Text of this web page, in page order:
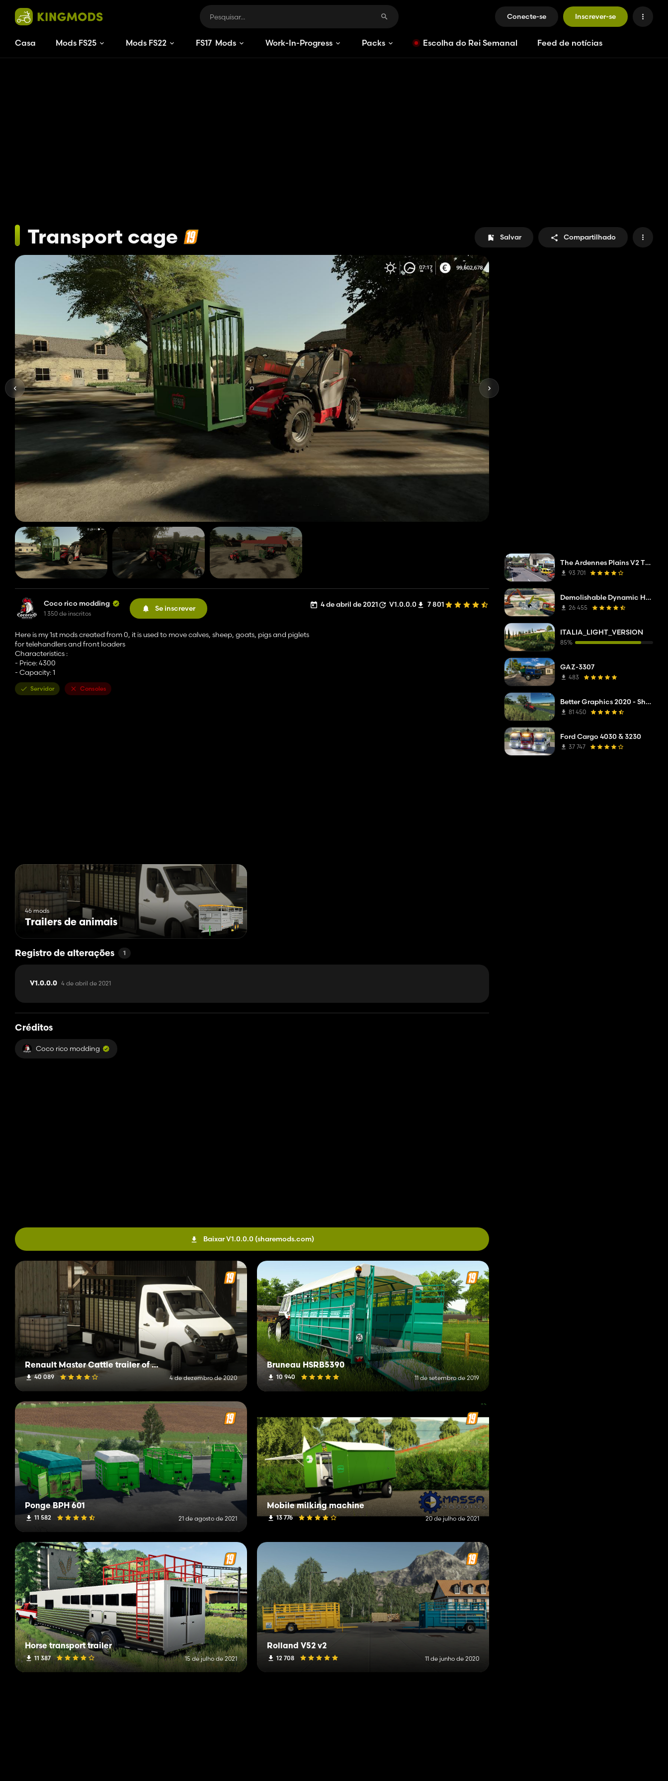
Conecte-se Inscrever-se
Casa Mods FS25 Mods FS22 FS17 Mods Work-In-Progress Packs Escolha do Rei Semanal Feed de notícias
Transport cage Salvar Compartilhado
Coco rico modding
1 350 de inscritos
Se inscrever 4 de abril de 2021 V1.0.0.0 7 801
Here is my 1st mods created from 0, it is used to move calves, sheep, goats, pigs and piglets
for telehandlers and front loaders
Characteristics :
- Price: 4300
- Capacity: 1
Servidor Consoles
46 mods
Trailers de animais
Registro de alterações 1
V1.0.0.0 4 de abril de 2021
Créditos
Coco rico modding
Baixar V1.0.0.0 (sharemods.com)
Renault Master Cattle trailer of 2018
40 089 4 de dezembro de 2020
Bruneau HSRB5390
10 940 11 de setembro de 2019
Ponge BPH 601
11 582 21 de agosto de 2021
Mobile milking machine
13 776 20 de julho de 2021
Horse transport trailer
11 387 15 de julho de 2021
Rolland V52 v2
12 708 11 de junho de 2020
The Ardennes Plains V2 TP Editar
93 701
Demolishable Dynamic House
26 455
ITALIA_LIGHT_VERSION
85%
GAZ-3307
483
Better Graphics 2020 - Shadermod Real
81 450
Ford Cargo 4030 & 3230
37 747